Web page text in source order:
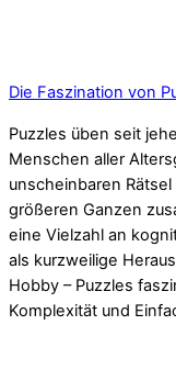
Die Faszination von
Puzzles üben seit
Menschen aller
unscheinbaren
größeren Ganzen
eine Vielzahl an
als kurzweilige
Hobby – Puzzles
Komplexität und